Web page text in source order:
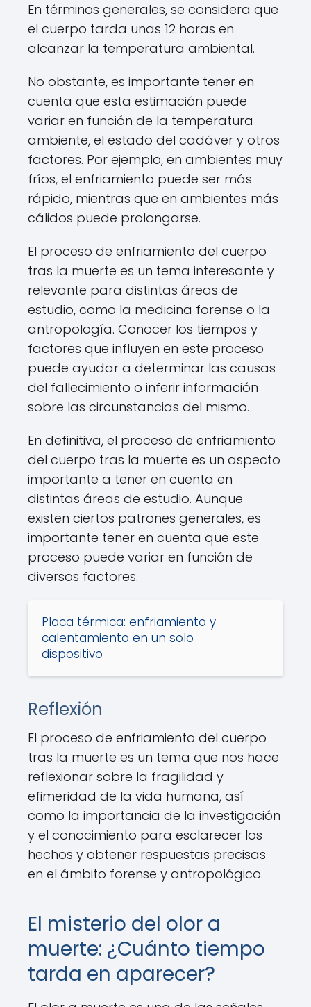
En términos generales, se considera que
el cuerpo tarda unas 12 horas en
alcanzar la temperatura ambiental.
No obstante, es importante tener en
cuenta que esta estimación puede
variar en función de la temperatura
ambiente, el estado del cadáver y otros
factores. Por ejemplo, en ambientes muy
fríos, el enfriamiento puede ser más
rápido, mientras que en ambientes más
cálidos puede prolongarse.
El proceso de enfriamiento del cuerpo
tras la muerte es un tema interesante y
relevante para distintas áreas de
estudio, como la medicina forense o la
antropología. Conocer los tiempos y
factores que influyen en este proceso
puede ayudar a determinar las causas
del fallecimiento o inferir información
sobre las circunstancias del mismo.
En definitiva, el proceso de enfriamiento
del cuerpo tras la muerte es un aspecto
importante a tener en cuenta en
distintas áreas de estudio. Aunque
existen ciertos patrones generales, es
importante tener en cuenta que este
proceso puede variar en función de
diversos factores.
Placa térmica: enfriamiento y
calentamiento en un solo
dispositivo
Reflexión
El proceso de enfriamiento del cuerpo
tras la muerte es un tema que nos hace
reflexionar sobre la fragilidad y
efimeridad de la vida humana, así
como la importancia de la investigación
y el conocimiento para esclarecer los
hechos y obtener respuestas precisas
en el ámbito forense y antropológico.
El misterio del olor a
muerte: ¿Cuánto tiempo
tarda en aparecer?